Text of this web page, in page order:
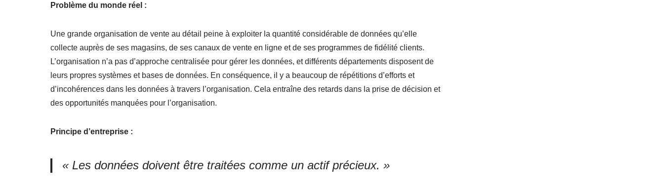
Problème du monde réel :
Une grande organisation de vente au détail peine à exploiter la quantité considérable de données qu’elle
collecte auprès de ses magasins, de ses canaux de vente en ligne et de ses programmes de fidélité clients.
L’organisation n’a pas d’approche centralisée pour gérer les données, et différents départements disposent de
leurs propres systèmes et bases de données. En conséquence, il y a beaucoup de répétitions d’efforts et
d’incohérences dans les données à travers l’organisation. Cela entraîne des retards dans la prise de décision et
des opportunités manquées pour l’organisation.
Principe d’entreprise :
« Les données doivent être traitées comme un actif précieux. »